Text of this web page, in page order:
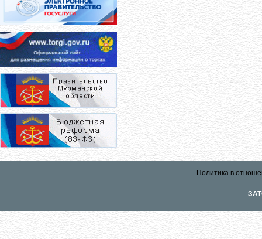
Политика в